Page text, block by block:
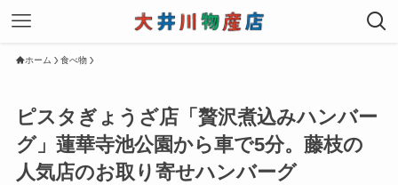
ホーム 食べ物
ピスタぎょうざ店「贅沢煮込みハンバー
グ」蓮華寺池公園から車で5分。藤枝の
人気店のお取り寄せハンバーグ